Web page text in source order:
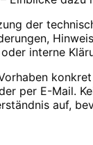
der
oder interne
per E-Mail.
auf,